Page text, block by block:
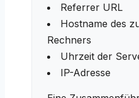
Referrer URL
Hostname des
Rechners
Uhrzeit der
IP-Adresse